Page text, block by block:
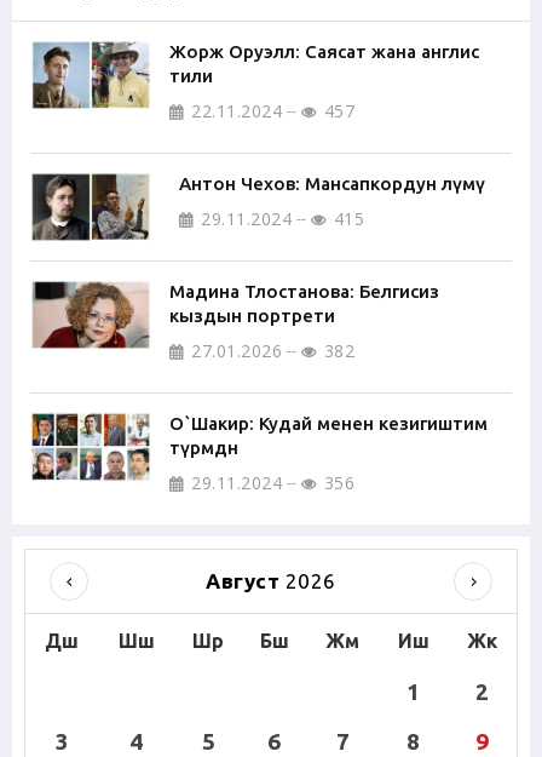
Жорж Оруэлл: Саясат жана англис
тили
22.11.2024 457
Антон Чехов: Мансапкордун өлүмү
29.11.2024 415
Мадина Тлостанова: Белгисиз
кыздын портрети
27.01.2026 382
О`Шакир: Кудай менен кезигиштим
түрмөдөн
29.11.2024 356
Август 2026
Дш Шш Шр Бш Жм Иш Жк
1
2
3
4 5 6 7 8
9